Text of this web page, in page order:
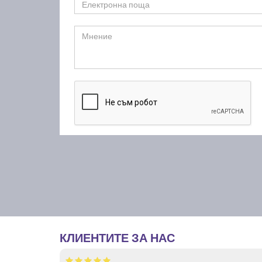
КЛИЕНТИТЕ ЗА НАС